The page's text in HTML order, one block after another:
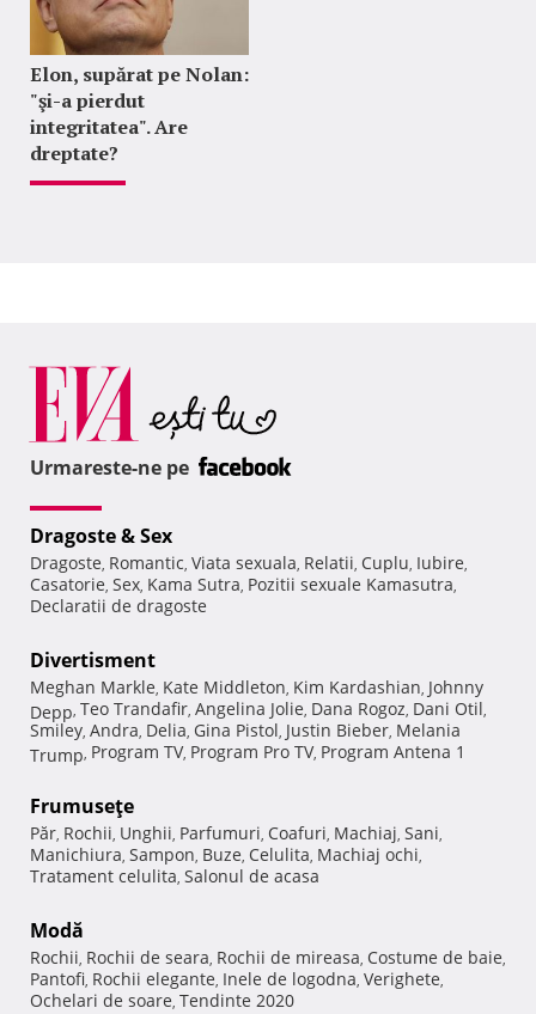
Elon, supărat pe Nolan:
"şi-a pierdut
integritatea". Are
dreptate?
Urmareste-ne pe
Dragoste & Sex
Dragoste, Romantic, Viata sexuala, Relatii, Cuplu, Iubire,
Casatorie, Sex, Kama Sutra, Pozitii sexuale Kamasutra,
Declaratii de dragoste
Divertisment
Meghan Markle, Kate Middleton, Kim Kardashian, Johnny
Depp, Teo Trandafir, Angelina Jolie, Dana Rogoz, Dani Otil,
Smiley, Andra, Delia, Gina Pistol, Justin Bieber, Melania
Trump, Program TV, Program Pro TV, Program Antena 1
Frumuseţe
Păr, Rochii, Unghii, Parfumuri, Coafuri, Machiaj, Sani,
Manichiura, Sampon, Buze, Celulita, Machiaj ochi,
Tratament celulita, Salonul de acasa
Modă
Rochii, Rochii de seara, Rochii de mireasa, Costume de baie,
Pantofi, Rochii elegante, Inele de logodna, Verighete,
Ochelari de soare, Tendinte 2020